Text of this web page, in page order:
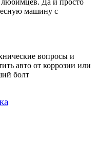
любимцев. Да и просто
машину с
вопросы и
авто от коррозии или
болт